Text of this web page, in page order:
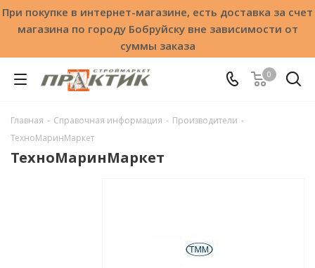
При покупке в интернет-магазине, есть доставка за счет
магазина по городу Бобруйску вне зависимости от
суммы заказа
0
Главная - Справочная информация - Производители -
ТехноМаринМаркет
ТехноМаринМаркет